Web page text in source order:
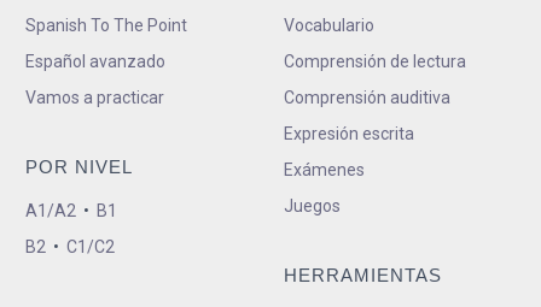
Spanish To The Point
Español avanzado
Vamos a practicar
POR NIVEL
A1/A2 • B1
B2 • C1/C2
Vocabulario
Comprensión de lectura
Comprensión auditiva
Expresión escrita
Exámenes
Juegos
HERRAMIENTAS